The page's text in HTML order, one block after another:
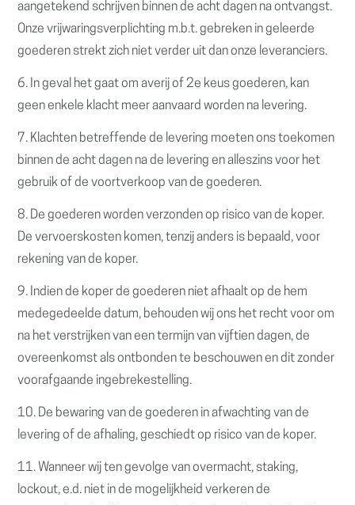
aangetekend schrijven binnen de acht dagen na ontvangst.
Onze vrijwaringsverplichting m.b.t. gebreken in geleerde
goederen strekt zich niet verder uit dan onze leveranciers.
6. In geval het gaat om averij of 2e keus goederen, kan
geen enkele klacht meer aanvaard worden na levering.
7. Klachten betreffende de levering moeten ons toekomen
binnen de acht dagen na de levering en alleszins voor het
gebruik of de voortverkoop van de goederen.
8. De goederen worden verzonden op risico van de koper.
De vervoerskosten komen, tenzij anders is bepaald, voor
rekening van de koper.
9. Indien de koper de goederen niet afhaalt op de hem
medegedeelde datum, behouden wij ons het recht voor om
na het verstrijken van een termijn van vijftien dagen, de
overeenkomst als ontbonden te beschouwen en dit zonder
voorafgaande ingebrekestelling.
10. De bewaring van de goederen in afwachting van de
levering of de afhaling, geschiedt op risico van de koper.
11. Wanneer wij ten gevolge van overmacht, staking,
lockout, e.d. niet in de mogelijkheid verkeren de